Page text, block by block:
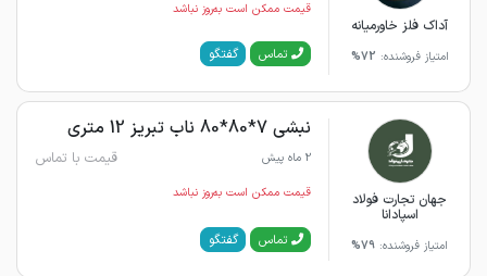
آداک فلز خاورمیانه
امتیاز فروشنده: 72%
قیمت ممکن است به‌روز نباشد
تماس گفتگو
جهان تجارت فولاد
اسپادانا
امتیاز فروشنده: 79%
نبشی 7*80*80 ناب تبریز 12 متری
2 ماه پیش قیمت با تماس
قیمت ممکن است به‌روز نباشد
تماس گفتگو